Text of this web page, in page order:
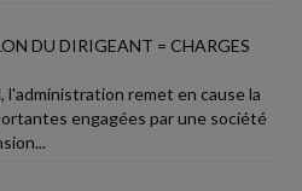
DU DIRIGEANT = CHARGES
l'administration remet en cause la
engagées par une société